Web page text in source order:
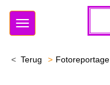
Toggle
Terug Fotoreportage